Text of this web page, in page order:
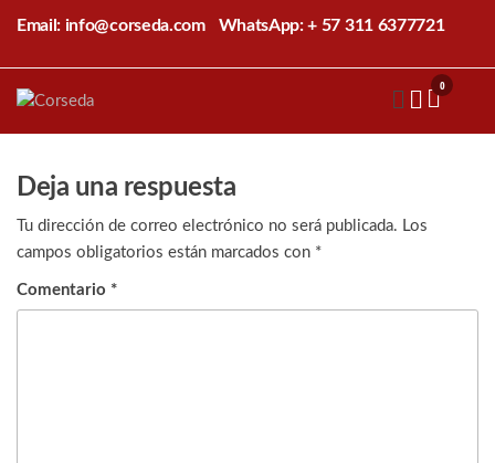
contenido
Email: info@corseda.com WhatsApp: + 57 311 6377721
sericultura
0
Deja una respuesta
Tu dirección de correo electrónico no será publicada. Los
campos obligatorios están marcados con *
Comentario *